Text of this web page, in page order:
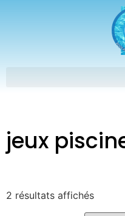
jeux
2 résultats affichés